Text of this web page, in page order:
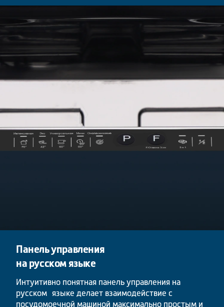
Панель управления
на русском языке
Интуитивно понятная панель управления на
русском языке делает взаимодействие с
посудомоечной машиной максимально простым и